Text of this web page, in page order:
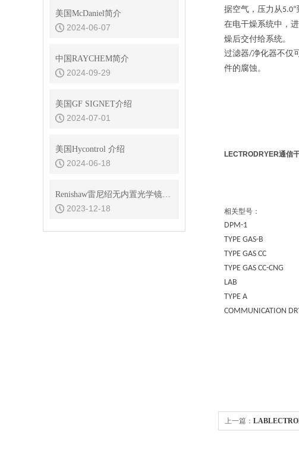
美国McDaniel简介
2024-06-07
中国RAYCHEM简介
2024-09-29
美国GF SIGNET介绍
2024-07-01
美国Hycontrol 介绍
2024-06-18
Renishaw雷尼绍无内置光学镜干涉仪的信号处理与数据分析方法分享
2023-12-18
据空气，压力从5.0“
在电干燥系统中，
燥后交付给系统。
过滤器/净化器不仅
件的腐蚀。
LECTRODRYER通信
相关型号：
DPM-1
TYPE GAS-B
TYPE GAS CC
TYPE GAS CC-CNG
LAB
TYPE A
COMMUNICATION
上一篇：